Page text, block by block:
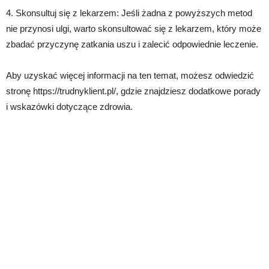
4. Skonsultuj się z lekarzem: Jeśli żadna z powyższych metod
nie przynosi ulgi, warto skonsultować się z lekarzem, który może
zbadać przyczynę zatkania uszu i zalecić odpowiednie leczenie.
Aby uzyskać więcej informacji na ten temat, możesz odwiedzić
stronę https://trudnyklient.pl/, gdzie znajdziesz dodatkowe porady
i wskazówki dotyczące zdrowia.